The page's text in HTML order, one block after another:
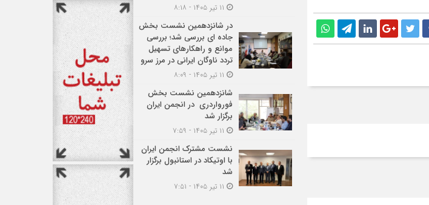
در شانزدهمین نشست بخش
جاده ای بررسی شد؛ بررسی
موانع و راهکارهای تسهیل
تردد ناوگان ایرانی در مرز سرو
شانزدهمین نشست بخش
فورواردری در انجمن ایران
برگزار شد
نشست مشترک انجمن ایران
با اوتیکاد در استانبول برگزار
شد